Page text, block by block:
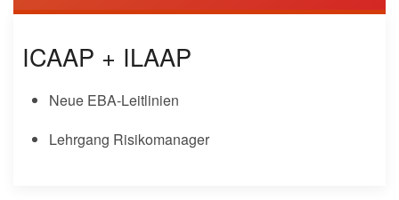
ICAAP + ILAAP
Neue EBA-Leitlinien
Lehrgang Risikomanager